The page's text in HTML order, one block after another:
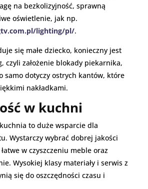
na bezkolizyjność, sprawną
oświetlenie, jak np.
lighting/pl/.
się małe dziecko, konieczny jest
czyli założenie blokady piekarnika,
samo dotyczy ostrych kantów, które
nakładkami.
w kuchni
to duże wsparcie dla
Wystarczy wybrać dobrej jakości
w czyszczeniu meble oraz
Wysokiej klasy materiały i serwis z
się do oszczędności czasu i